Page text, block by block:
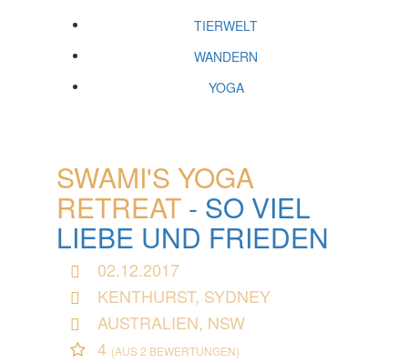
TIERWELT
WANDERN
YOGA
SWAMI'S YOGA
RETREAT- SO VIEL
LIEBE UND FRIEDEN
02.12.2017
KENTHURST, SYDNEY
AUSTRALIEN, NSW
4 (AUS 2 BEWERTUNGEN)